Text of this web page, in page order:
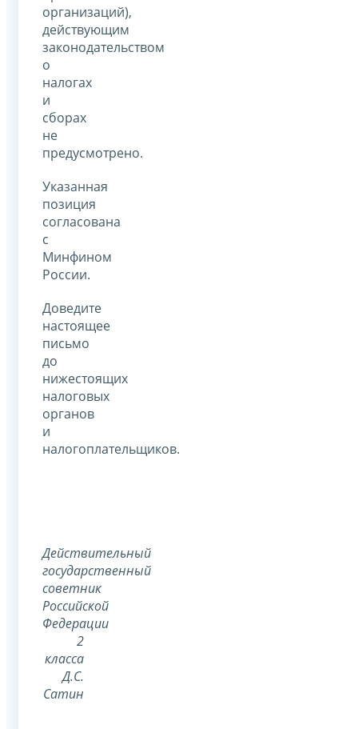
организаций),
действующим
законодательством
о
налогах
и
сборах
не
предусмотрено.
Указанная
позиция
согласована
с
Минфином
России.
Доведите
настоящее
письмо
до
нижестоящих
налоговых
органов
и
налогоплательщиков.
Действительный
государственный
советник
Российской
Федерации
2
класса
Д.С.
Сатин